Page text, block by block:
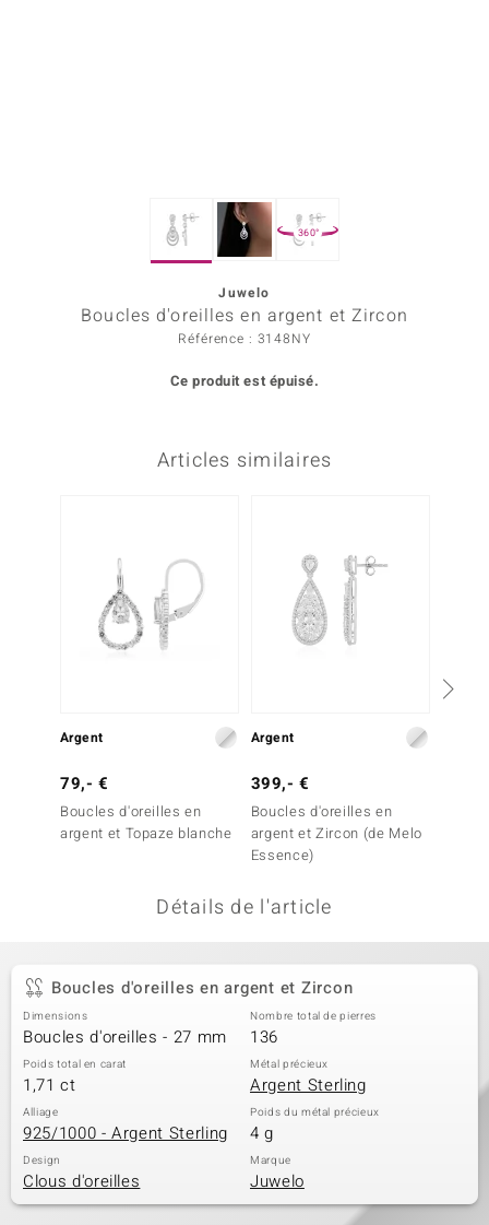
360°
Juwelo
Boucles d'oreilles en argent et Zircon
Référence : 3148NY
Ce produit est épuisé.
Articles similaires
Argent
79,- €
Boucles d'oreilles en
argent et Topaze blanche
Argent
399,- €
Boucles d'oreilles en
argent et Zircon (de Melo
Essence)
Détails de l'article
Boucles d'oreilles en argent et Zircon
Dimensions
Boucles d'oreilles - 27 mm
Nombre total de pierres
136
Poids total en carat
1,71 ct
Métal précieux
Argent Sterling
Alliage
925/1000 - Argent Sterling
Poids du métal précieux
4 g
Design
Clous d'oreilles
Marque
Juwelo